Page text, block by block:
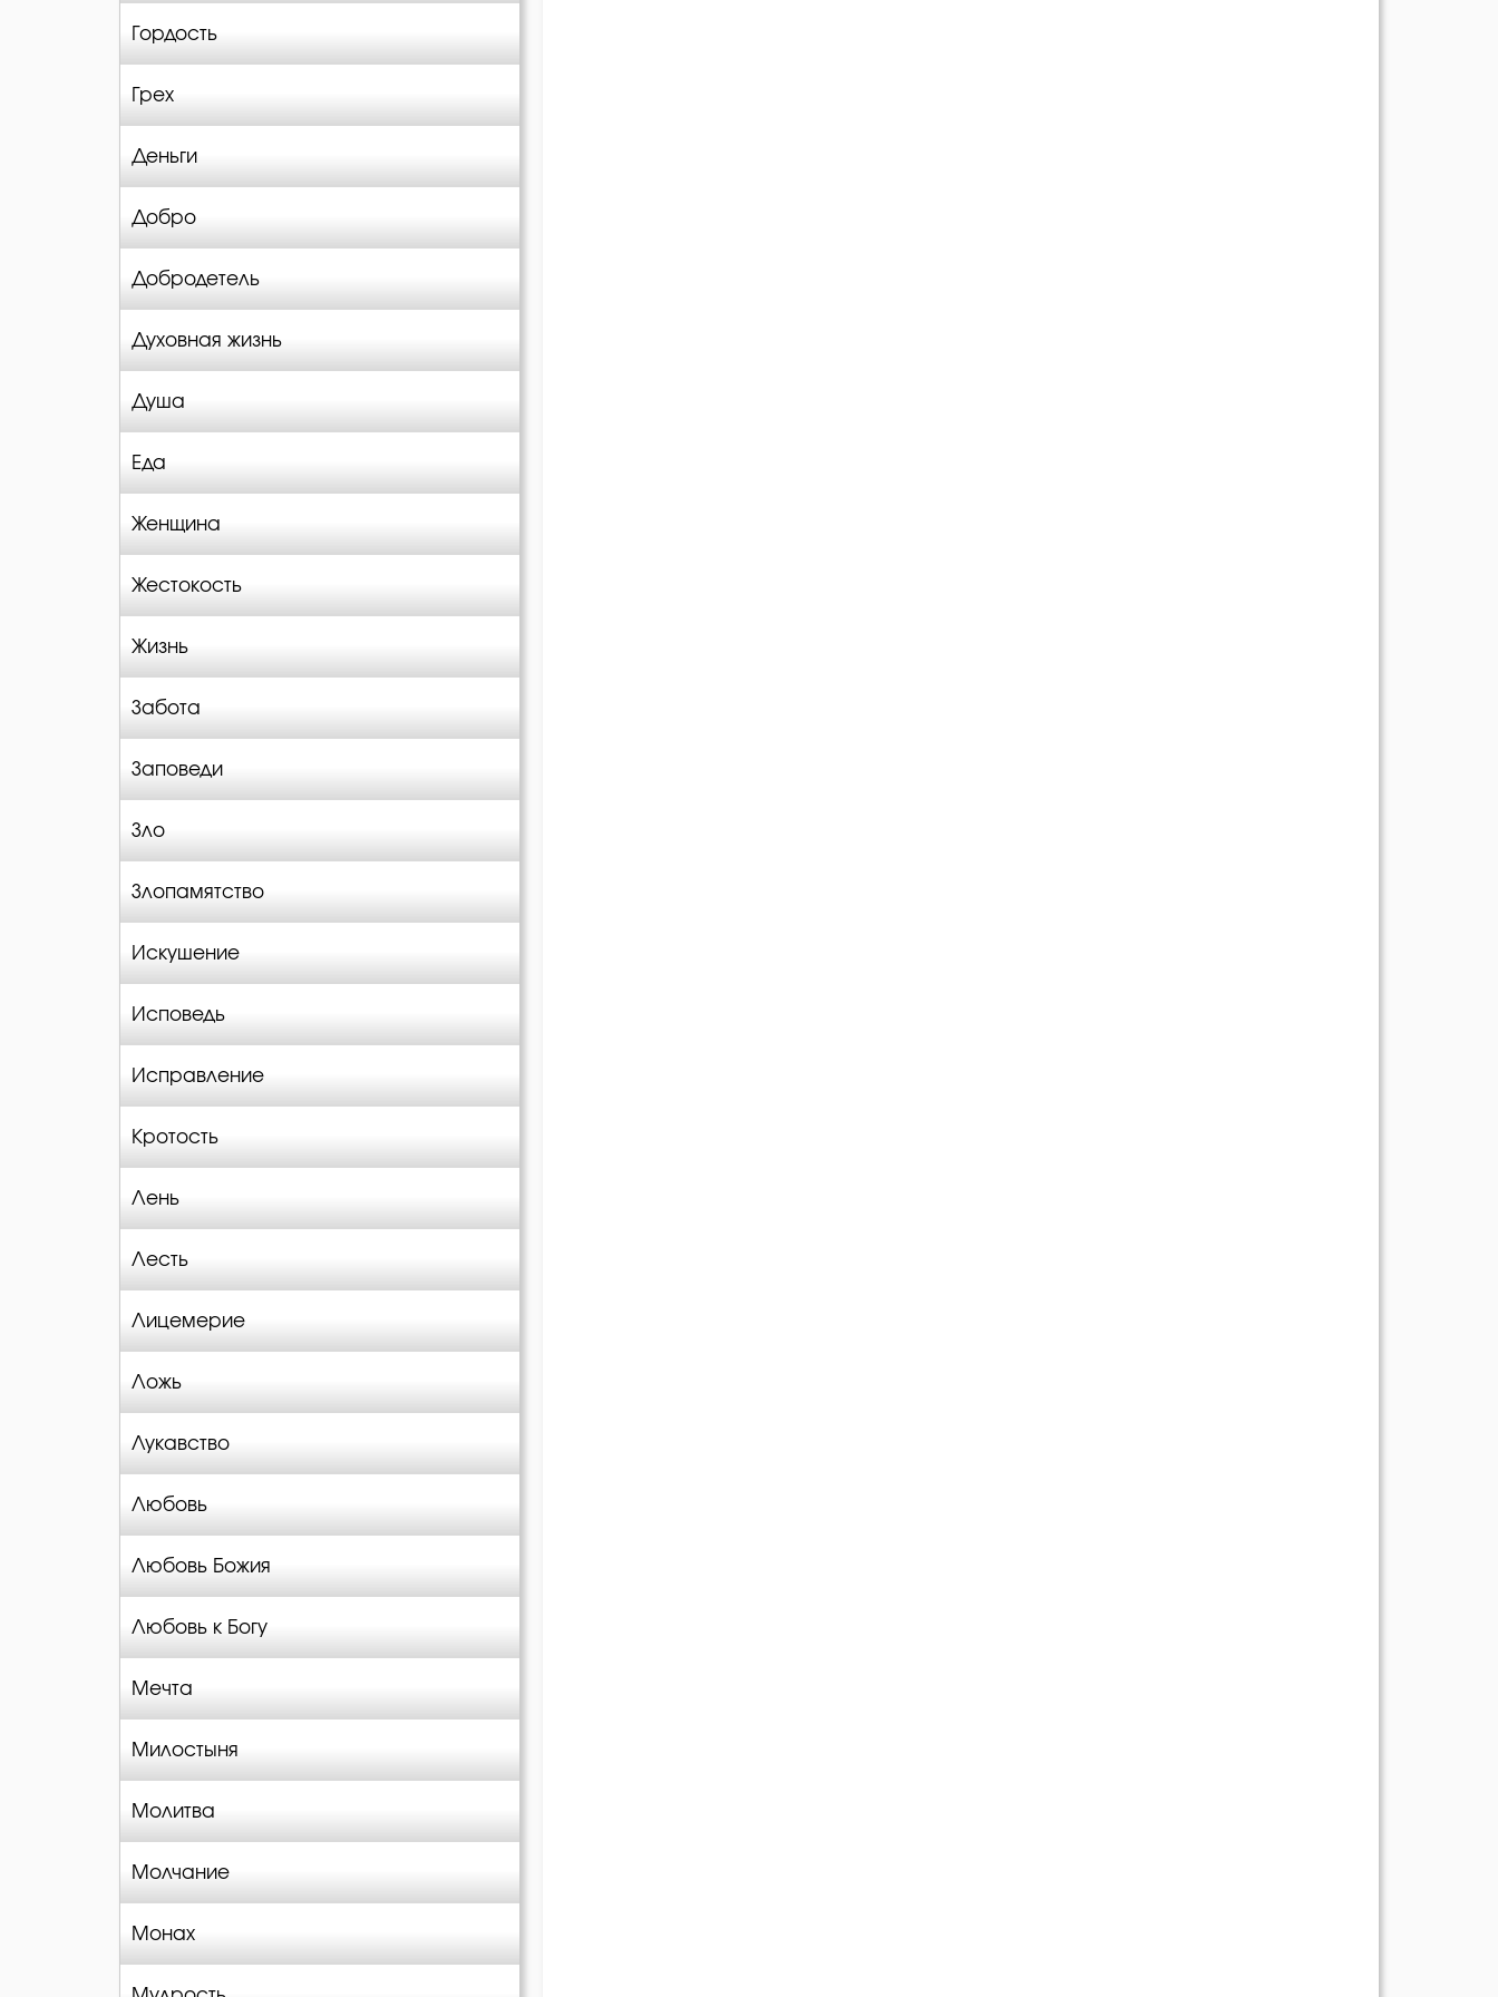
Гордость
Грех
Деньги
Добро
Добродетель
Духовная жизнь
Душа
Еда
Женщина
Жестокость
Жизнь
Забота
Заповеди
Зло
Злопамятство
Искушение
Исповедь
Исправление
Кротость
Лень
Лесть
Лицемерие
Ложь
Лукавство
Любовь
Любовь Божия
Любовь к Богу
Мечта
Милостыня
Молитва
Молчание
Монах